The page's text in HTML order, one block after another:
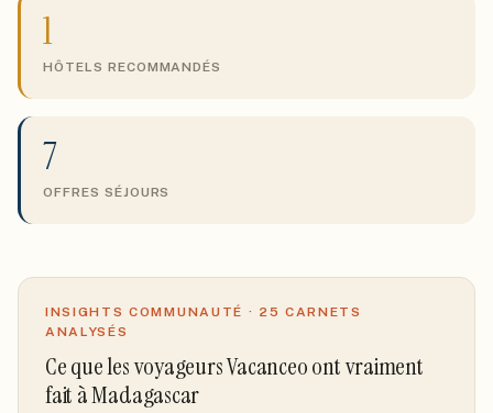
1
HÔTELS RECOMMANDÉS
7
OFFRES SÉJOURS
INSIGHTS COMMUNAUTÉ · 25 CARNETS
ANALYSÉS
Ce que les voyageurs Vacanceo ont vraiment
fait à Madagascar